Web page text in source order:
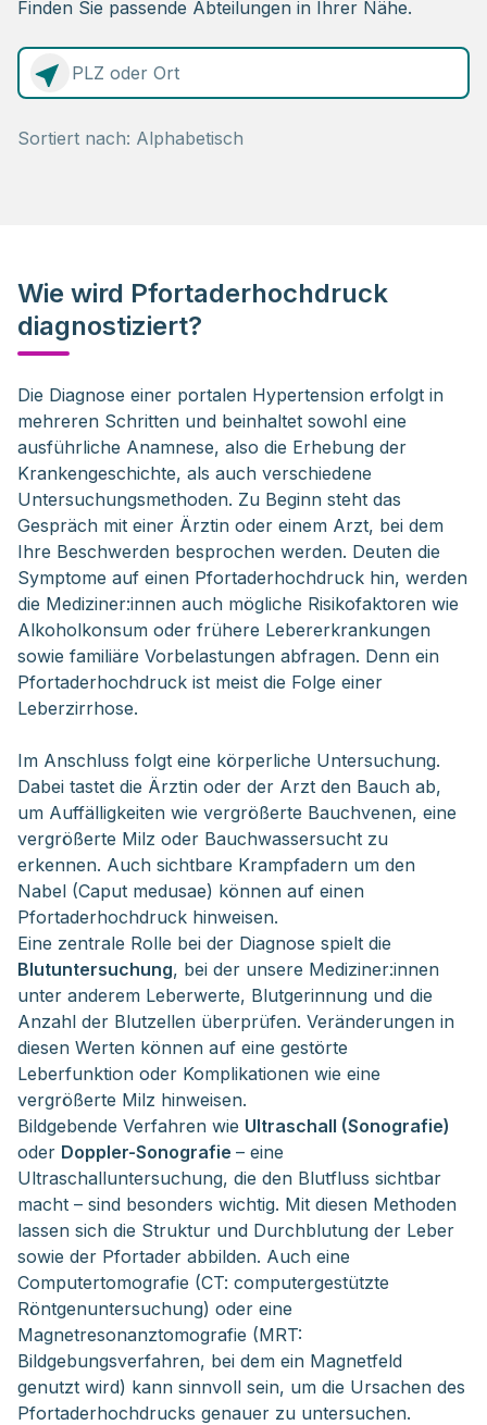
Finden Sie passende Abteilungen in Ihrer Nähe.
Wie wird Pfortaderhochdruck
diagnostiziert?
Die Diagnose einer portalen Hypertension erfolgt in
mehreren Schritten und beinhaltet sowohl eine
ausführliche Anamnese, also die Erhebung der
Krankengeschichte, als auch verschiedene
Untersuchungsmethoden. Zu Beginn steht das
Gespräch mit einer Ärztin oder einem Arzt, bei dem
Ihre Beschwerden besprochen werden. Deuten die
Symptome auf einen Pfortaderhochdruck hin, werden
die Mediziner:innen auch mögliche Risikofaktoren wie
Alkoholkonsum oder frühere Lebererkrankungen
sowie familiäre Vorbelastungen abfragen. Denn ein
Pfortaderhochdruck ist meist die Folge einer
Leberzirrhose.
Im Anschluss folgt eine körperliche Untersuchung.
Dabei tastet die Ärztin oder der Arzt den Bauch ab,
um Auffälligkeiten wie vergrößerte Bauchvenen, eine
vergrößerte Milz oder Bauchwassersucht zu
erkennen. Auch sichtbare Krampfadern um den
Nabel (Caput medusae) können auf einen
Pfortaderhochdruck hinweisen.
Eine zentrale Rolle bei der Diagnose spielt die
Blutuntersuchung, bei der unsere Mediziner:innen
unter anderem Leberwerte, Blutgerinnung und die
Anzahl der Blutzellen überprüfen. Veränderungen in
diesen Werten können auf eine gestörte
Leberfunktion oder Komplikationen wie eine
vergrößerte Milz hinweisen.
Bildgebende Verfahren wie Ultraschall (Sonografie)
oder Doppler-Sonografie – eine
Ultraschalluntersuchung, die den Blutfluss sichtbar
macht – sind besonders wichtig. Mit diesen Methoden
lassen sich die Struktur und Durchblutung der Leber
sowie der Pfortader abbilden. Auch eine
Computertomografie (CT: computergestützte
Röntgenuntersuchung) oder eine
Magnetresonanztomografie (MRT:
Bildgebungsverfahren, bei dem ein Magnetfeld
genutzt wird) kann sinnvoll sein, um die Ursachen des
Pfortaderhochdrucks genauer zu untersuchen.